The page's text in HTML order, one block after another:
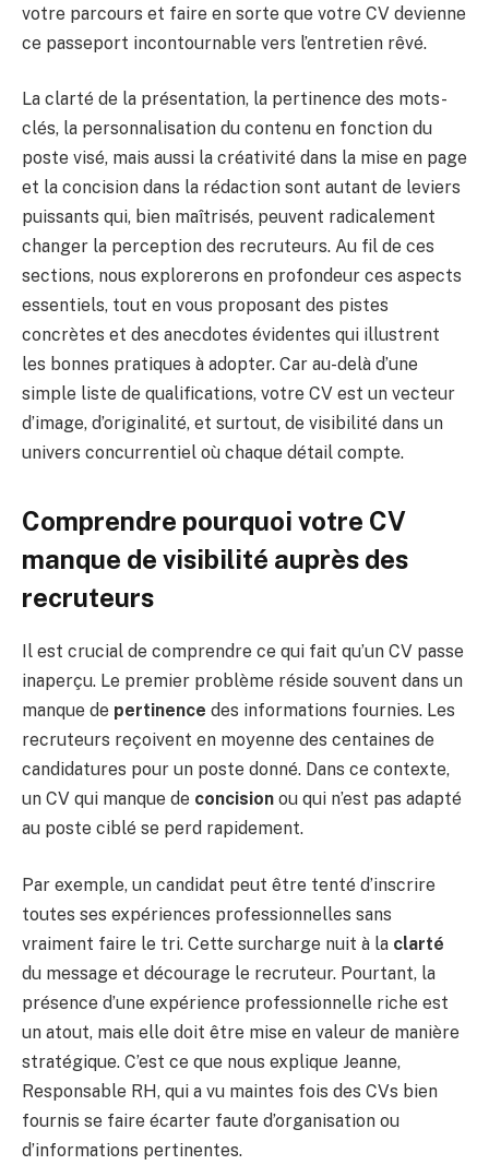
votre parcours et faire en sorte que votre CV devienne
ce passeport incontournable vers l’entretien rêvé.
La clarté de la présentation, la pertinence des mots-
clés, la personnalisation du contenu en fonction du
poste visé, mais aussi la créativité dans la mise en page
et la concision dans la rédaction sont autant de leviers
puissants qui, bien maîtrisés, peuvent radicalement
changer la perception des recruteurs. Au fil de ces
sections, nous explorerons en profondeur ces aspects
essentiels, tout en vous proposant des pistes
concrètes et des anecdotes évidentes qui illustrent
les bonnes pratiques à adopter. Car au-delà d’une
simple liste de qualifications, votre CV est un vecteur
d’image, d’originalité, et surtout, de visibilité dans un
univers concurrentiel où chaque détail compte.
Comprendre pourquoi votre CV
manque de visibilité auprès des
recruteurs
Il est crucial de comprendre ce qui fait qu’un CV passe
inaperçu. Le premier problème réside souvent dans un
manque de pertinence des informations fournies. Les
recruteurs reçoivent en moyenne des centaines de
candidatures pour un poste donné. Dans ce contexte,
un CV qui manque de concision ou qui n’est pas adapté
au poste ciblé se perd rapidement.
Par exemple, un candidat peut être tenté d’inscrire
toutes ses expériences professionnelles sans
vraiment faire le tri. Cette surcharge nuit à la clarté
du message et décourage le recruteur. Pourtant, la
présence d’une expérience professionnelle riche est
un atout, mais elle doit être mise en valeur de manière
stratégique. C’est ce que nous explique Jeanne,
Responsable RH, qui a vu maintes fois des CVs bien
fournis se faire écarter faute d’organisation ou
d’informations pertinentes.